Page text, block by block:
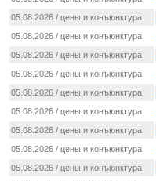
05.08.2026 / цены и конъюнктура
05.08.2026 / цены и конъюнктура
05.08.2026 / цены и конъюнктура
05.08.2026 / цены и конъюнктура
05.08.2026 / цены и конъюнктура
05.08.2026 / цены и конъюнктура
05.08.2026 / цены и конъюнктура
05.08.2026 / цены и конъюнктура
05.08.2026 / цены и конъюнктура